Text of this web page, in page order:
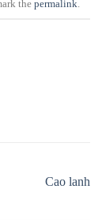
the permalink.
Cao lanh